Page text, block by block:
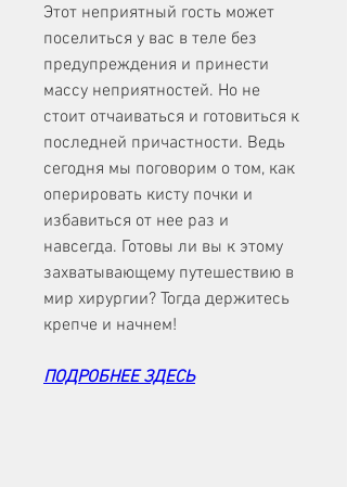
Этот неприятный гость может
поселиться у вас в теле без
предупреждения и принести
массу неприятностей. Но не
стоит отчаиваться и готовиться к
последней причастности. Ведь
сегодня мы поговорим о том, как
оперировать кисту почки и
избавиться от нее раз и
навсегда. Готовы ли вы к этому
захватывающему путешествию в
мир хирургии? Тогда держитесь
крепче и начнем!
ПОДРОБНЕЕ ЗДЕСЬ